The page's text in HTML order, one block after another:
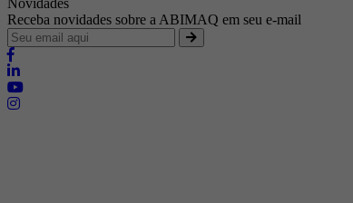
Receba novidades sobre a ABIMAQ em seu e-mail